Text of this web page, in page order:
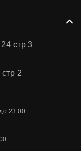
стр 3
2
23:00